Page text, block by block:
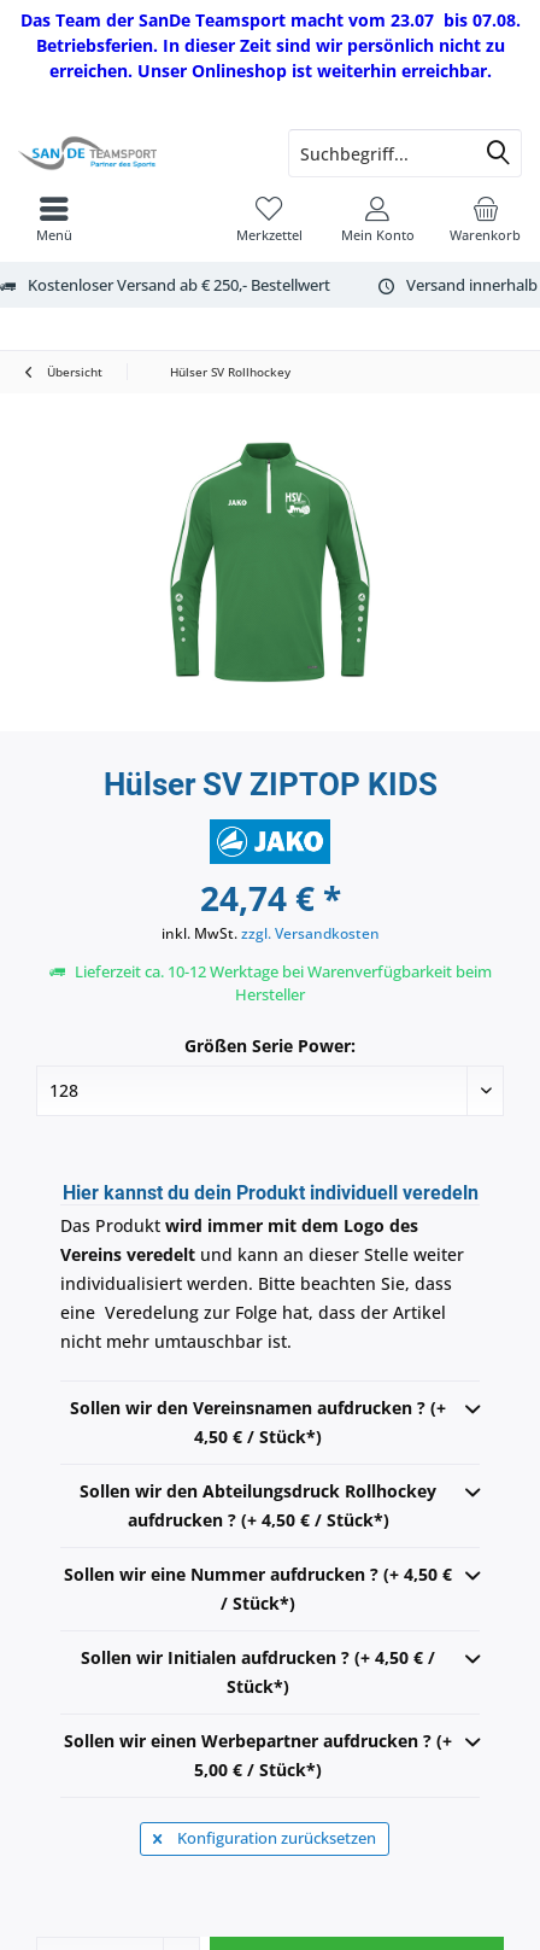
Das Team der SanDe Teamsport macht vom 23.07 bis 07.08.
Betriebsferien. In dieser Zeit sind wir persönlich nicht zu
erreichen. Unser Onlineshop ist weiterhin erreichbar.
Kostenloser Versand ab € 250,- Bestellwert Versand
Warenkorb
Merkzettel Mein Konto
Menü
Übersicht Hülser SV Rollhockey
Hülser SV ZIPTOP KIDS
24,74 € *
inkl. MwSt.zzgl. Versandkosten
Lieferzeit ca. 10-12 Werktage bei Warenverfügbarkeit beim
Hersteller
Größen Serie Power:
Hier kannst du dein Produkt individuell veredeln
Das Produkt wird immer mit dem Logo des
Vereins veredelt und kann an dieser Stelle weiter
individualisiert werden. Bitte beachten Sie, dass
eine Veredelung zur Folge hat, dass der Artikel
nicht mehr umtauschbar ist.
Sollen wir den Vereinsnamen aufdrucken ? (+
4,50 € / Stück*)
Sollen wir den Abteilungsdruck Rollhockey
aufdrucken ? (+ 4,50 € / Stück*)
Sollen wir eine Nummer aufdrucken ? (+ 4,50 €
/ Stück*)
Sollen wir Initialen aufdrucken ? (+ 4,50 € /
Stück*)
Sollen wir einen Werbepartner aufdrucken ? (+
5,00 € / Stück*)
Konfiguration zurücksetzen